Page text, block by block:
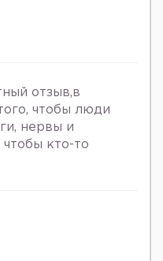
фарзанди бор
отзыв,в
чтобы люди
нервы и
чтобы кто-то
я. Врач
к людям.
психбольницу